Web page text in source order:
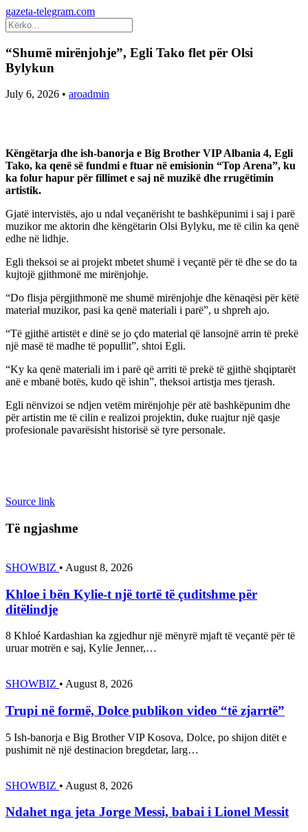
gazeta-telegram.com
“Shumë mirënjohje”, Egli Tako flet për Olsi
Bylykun
July 6, 2026 • aroadmin
Këngëtarja dhe ish-banorja e Big Brother VIP Albania 4, Egli
Tako, ka qenë së fundmi e ftuar në emisionin “Top Arena”, ku
ka folur hapur për fillimet e saj në muzikë dhe rrugëtimin
artistik.
Gjatë intervistës, ajo u ndal veçanërisht te bashkëpunimi i saj i parë
muzikor me aktorin dhe këngëtarin Olsi Bylyku, me të cilin ka qenë
edhe në lidhje.
Egli theksoi se ai projekt mbetet shumë i veçantë për të dhe se do ta
kujtojë gjithmonë me mirënjohje.
“Do flisja përgjithmonë me shumë mirënjohje dhe kënaqësi për këtë
material muzikor, pasi ka qenë materiali i parë”, u shpreh ajo.
“Të gjithë artistët e dinë se jo çdo material që lansojnë arrin të prekë
një masë të madhe të popullit”, shtoi Egli.
“Ky ka qenë materiali im i parë që arriti të prekë të gjithë shqiptarët
anë e mbanë botës, kudo që ishin”, theksoi artistja mes tjerash.
Egli nënvizoi se ndjen vetëm mirënjohje për atë bashkëpunim dhe
për artistin me të cilin e realizoi projektin, duke ruajtur një qasje
profesionale pavarësisht historisë së tyre personale.
Source link
Të ngjashme
SHOWBIZ • August 8, 2026
Khloe i bën Kylie-t një tortë të çuditshme për
ditëlindje
8 Khloé Kardashian ka zgjedhur një mënyrë mjaft të veçantë për të
uruar motrën e saj, Kylie Jenner,…
SHOWBIZ • August 8, 2026
Trupi në formë, Dolce publikon video “të zjarrtë”
5 Ish-banorja e Big Brother VIP Kosova, Dolce, po shijon ditët e
pushimit në një destinacion bregdetar, larg…
SHOWBIZ • August 8, 2026
Ndahet nga jeta Jorge Messi, babai i Lionel Messit